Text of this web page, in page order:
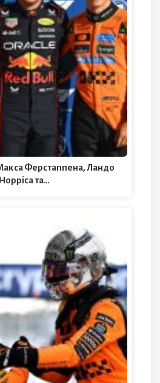
Ферстаппена, Ландо
Норріса та…